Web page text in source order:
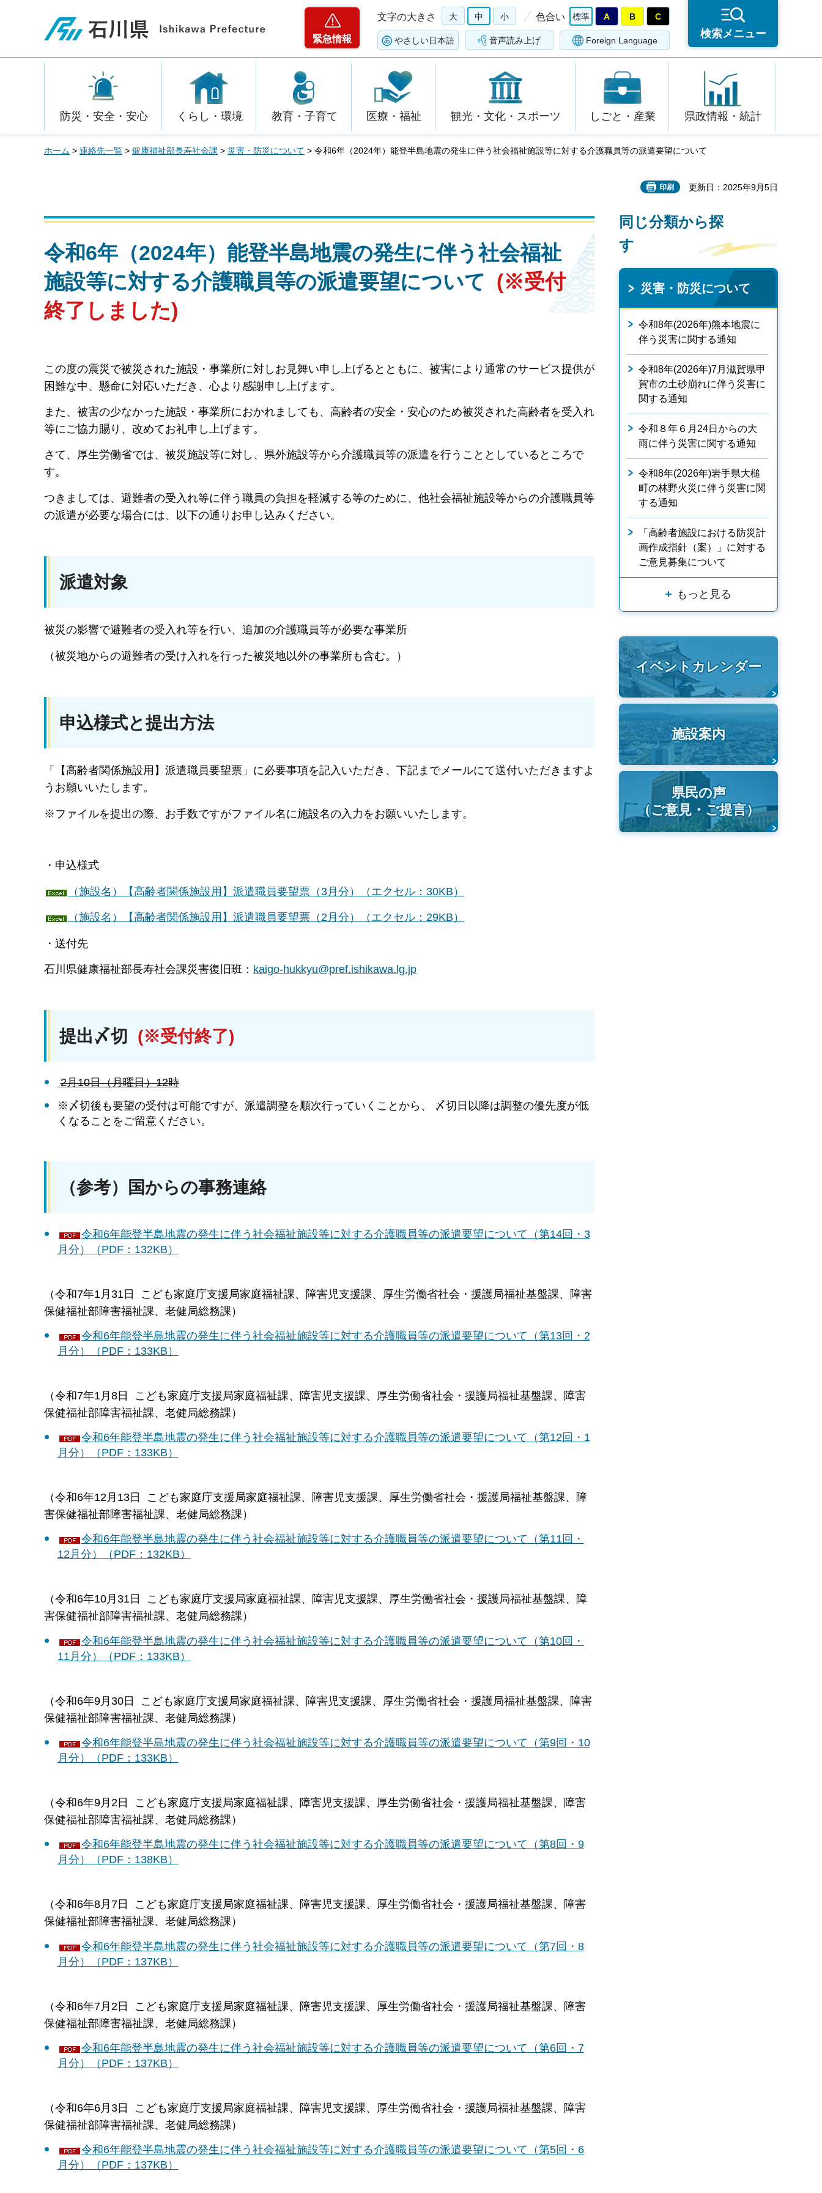
石川県
緊急情報
文字の大きさ 大 中 小 色合い 標準 A B C
やさしい日本語 音声読み上げ Foreign Language
検索メニュー
防災・安全・安心 くらし・環境 教育・子育て 医療・福祉 観光・文化・スポーツ しごと・産業 県政情報・統計
ホーム > 連絡先一覧 > 健康福祉部長寿社会課 > 災害・防災について > 令和6年（2024年）能登半島地震の発生に伴う社会福祉施設等に対する介護職員等の派遣要望について
印刷 更新日：2025年9月5日
令和6年（2024年）能登半島地震の発生に伴う社会福祉
施設等に対する介護職員等の派遣要望について (※受付
終了しました)
この度の震災で被災された施設・事業所に対しお見舞い申し上げるとともに、被害により通常のサービス提供が
困難な中、懸命に対応いただき、心より感謝申し上げます。
また、被害の少なかった施設・事業所におかれましても、高齢者の安全・安心のため被災された高齢者を受入れ
等にご協力賜り、改めてお礼申し上げます。
さて、厚生労働省では、被災施設等に対し、県外施設等から介護職員等の派遣を行うこととしているところで
す。
つきましては、避難者の受入れ等に伴う職員の負担を軽減する等のために、他社会福祉施設等からの介護職員等
の派遣が必要な場合には、以下の通りお申し込みください。
派遣対象
被災の影響で避難者の受入れ等を行い、追加の介護職員等が必要な事業所
（被災地からの避難者の受け入れを行った被災地以外の事業所も含む。）
申込様式と提出方法
「【高齢者関係施設用】派遣職員要望票」に必要事項を記入いただき、下記までメールにて送付いただきますよ
うお願いいたします。
※ファイルを提出の際、お手数ですがファイル名に施設名の入力をお願いいたします。
・申込様式
（施設名）【高齢者関係施設用】派遣職員要望票（3月分）（エクセル：30KB）
（施設名）【高齢者関係施設用】派遣職員要望票（2月分）（エクセル：29KB）
・送付先
石川県健康福祉部長寿社会課災害復旧班： kaigo-hukkyu@pref.ishikawa.lg.jp
提出〆切 (※受付終了)
2月10日（月曜日）12時
※〆切後も要望の受付は可能ですが、派遣調整を順次行っていくことから、 〆切日以降は調整の優先度が低
くなることをご留意ください。
（参考）国からの事務連絡
令和6年能登半島地震の発生に伴う社会福祉施設等に対する介護職員等の派遣要望について（第14回・3
月分）（PDF：132KB）
（令和7年1月31日 こども家庭庁支援局家庭福祉課、障害児支援課、厚生労働省社会・援護局福祉基盤課、障害
保健福祉部障害福祉課、老健局総務課）
令和6年能登半島地震の発生に伴う社会福祉施設等に対する介護職員等の派遣要望について（第13回・2
月分）（PDF：133KB）
（令和7年1月8日 こども家庭庁支援局家庭福祉課、障害児支援課、厚生労働省社会・援護局福祉基盤課、障害
保健福祉部障害福祉課、老健局総務課）
令和6年能登半島地震の発生に伴う社会福祉施設等に対する介護職員等の派遣要望について（第12回・1
月分）（PDF：133KB）
（令和6年12月13日 こども家庭庁支援局家庭福祉課、障害児支援課、厚生労働省社会・援護局福祉基盤課、障
害保健福祉部障害福祉課、老健局総務課）
令和6年能登半島地震の発生に伴う社会福祉施設等に対する介護職員等の派遣要望について（第11回・
12月分）（PDF：132KB）
（令和6年10月31日 こども家庭庁支援局家庭福祉課、障害児支援課、厚生労働省社会・援護局福祉基盤課、障
害保健福祉部障害福祉課、老健局総務課）
令和6年能登半島地震の発生に伴う社会福祉施設等に対する介護職員等の派遣要望について（第10回・
11月分）（PDF：133KB）
（令和6年9月30日 こども家庭庁支援局家庭福祉課、障害児支援課、厚生労働省社会・援護局福祉基盤課、障害
保健福祉部障害福祉課、老健局総務課）
令和6年能登半島地震の発生に伴う社会福祉施設等に対する介護職員等の派遣要望について（第9回・10
月分）（PDF：133KB）
（令和6年9月2日 こども家庭庁支援局家庭福祉課、障害児支援課、厚生労働省社会・援護局福祉基盤課、障害
保健福祉部障害福祉課、老健局総務課）
令和6年能登半島地震の発生に伴う社会福祉施設等に対する介護職員等の派遣要望について（第8回・9
月分）（PDF：138KB）
（令和6年8月7日 こども家庭庁支援局家庭福祉課、障害児支援課、厚生労働省社会・援護局福祉基盤課、障害
保健福祉部障害福祉課、老健局総務課）
令和6年能登半島地震の発生に伴う社会福祉施設等に対する介護職員等の派遣要望について（第7回・8
月分）（PDF：137KB）
（令和6年7月2日 こども家庭庁支援局家庭福祉課、障害児支援課、厚生労働省社会・援護局福祉基盤課、障害
保健福祉部障害福祉課、老健局総務課）
令和6年能登半島地震の発生に伴う社会福祉施設等に対する介護職員等の派遣要望について（第6回・7
月分）（PDF：137KB）
（令和6年6月3日 こども家庭庁支援局家庭福祉課、障害児支援課、厚生労働省社会・援護局福祉基盤課、障害
保健福祉部障害福祉課、老健局総務課）
令和6年能登半島地震の発生に伴う社会福祉施設等に対する介護職員等の派遣要望について（第5回・6
月分）（PDF：137KB）
同じ分類から探
す
災害・防災について
令和8年(2026年)熊本地震に
伴う災害に関する通知
令和8年(2026年)7月滋賀県甲
賀市の土砂崩れに伴う災害に
関する通知
令和８年６月24日からの大
雨に伴う災害に関する通知
令和8年(2026年)岩手県大槌
町の林野火災に伴う災害に関
する通知
「高齢者施設における防災計
画作成指針（案）」に対する
ご意見募集について
もっと見る
イベントカレンダー
施設案内
県民の声
（ご意見・ご提言）